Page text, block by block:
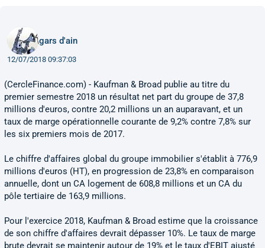
gars d'ain
12/07/2018 09:37:03
(CercleFinance.com) - Kaufman & Broad publie au titre du
premier semestre 2018 un résultat net part du groupe de 37,8
millions d'euros, contre 20,2 millions un an auparavant, et un
taux de marge opérationnelle courante de 9,2% contre 7,8% sur
les six premiers mois de 2017.
Le chiffre d'affaires global du groupe immobilier s'établit à 776,9
millions d'euros (HT), en progression de 23,8% en comparaison
annuelle, dont un CA logement de 608,8 millions et un CA du
pôle tertiaire de 163,9 millions.
Pour l'exercice 2018, Kaufman & Broad estime que la croissance
de son chiffre d'affaires devrait dépasser 10%. Le taux de marge
brute devrait se maintenir autour de 19% et le taux d'EBIT ajusté